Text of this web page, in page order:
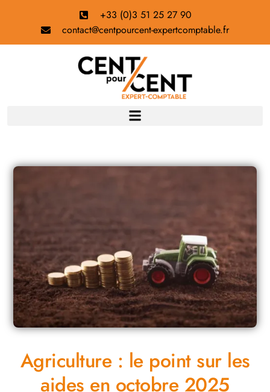
+33 (0)3 51 25 27 90
contact@centpourcent-expertcomptable.fr
Agriculture : le point sur les
aides en octobre 2025